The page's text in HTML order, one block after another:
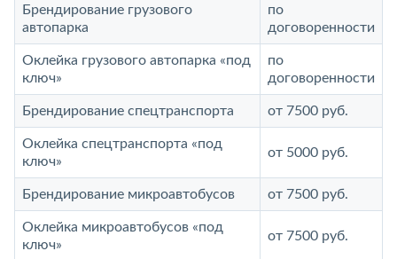
Брендирование грузового
автопарка
по
договоренности
Оклейка грузового автопарка «под
ключ»
по
договоренности
Брендирование спецтранспорта от 7500 руб.
Оклейка спецтранспорта «под
ключ»
от 5000 руб.
Брендирование микроавтобусов от 7500 руб.
Оклейка микроавтобусов «под
ключ»
от 7500 руб.